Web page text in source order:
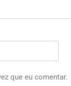
que eu comentar.